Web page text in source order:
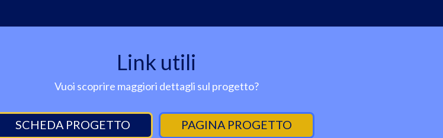
Link utili
Vuoi scoprire maggiori dettagli sul progetto?
SCHEDA PROGETTO PAGINA PROGETTO